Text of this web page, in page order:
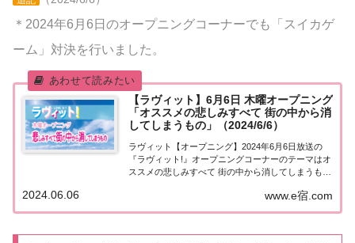
＊2024年6月6日のオープニングコーナーでも「スイカゲ
ーム」対決を行いました。
【ラヴィット】6月6日 木曜オープニング
「オススメの悲しみすべて 街の中から消
してしまうもの」（2024/6/6）
ラヴィット【オープニング】2024年6月6日放送の
『ラヴィット!』オープニングコーナーのテーマはオ
ススメの悲しみすべて 街の中から消してしまうも
わしい情報はこちら！オススメの悲しみすべて 街の
中から消してしまうもの今日6月6日はSMA...
www.e宿.com
2024.06.06